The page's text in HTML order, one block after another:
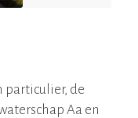
particulier, de
Aa en